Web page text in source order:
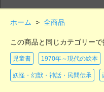
ホーム > 全商品
この商品と同じカテゴリーで
児童書 1970年～現代の絵本
妖怪・幻獣・神話・民間伝承